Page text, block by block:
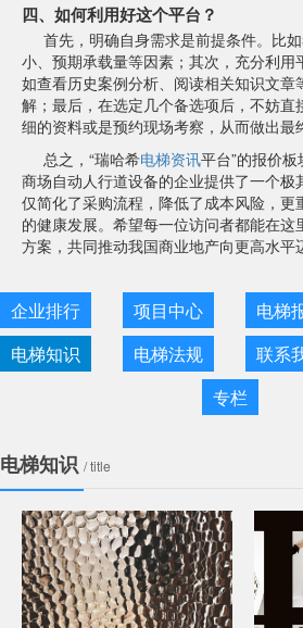
四、如何利用好这个平台？
首先，明确自身需求是前提条件。比
小、预期承载量等因素；其次，充分利用
如查看历史案例分析、阅读相关知识文章
解；最后，在选定几个备选项后，不妨直
细的资料或是预约现场考察，从而做出最
总之，“瑞哈希电梯资讯平台”的报价
商场自动人行道设备的企业提供了一个极
仅简化了采购流程，降低了成本风险，更
的健康发展。希望每一位访问者都能在
方案，共同推动我国商业地产向更高水平
企业排行 项目中心 电梯
电梯知识
电梯法规 联系
专栏
电梯知识 / title